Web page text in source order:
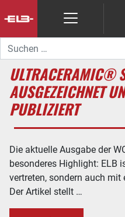
Suche nach:
ULTRACERAMIC®
USGEZEICHNET
UBLIZIERT
Die aktuelle Ausgabe der
besonderes Highlight: ELB
vertreten, sondern auch
Der Artikel stellt …